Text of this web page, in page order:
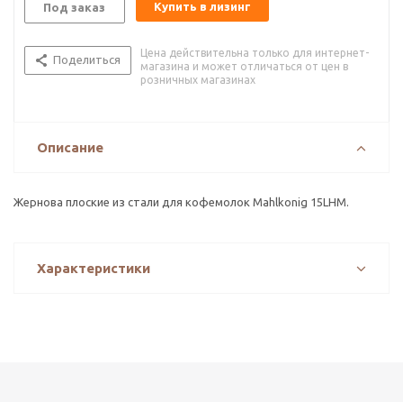
Под заказ Купить в лизинг
Поделиться
Цена действительна только для интернет-
магазина и может отличаться от цен в
розничных магазинах
Описание
Жернова плоские из стали для кофемолок Mahlkonig 15LHM.
Характеристики